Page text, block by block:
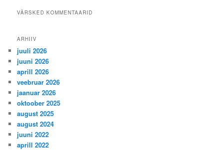
VÄRSKED KOMMENTAARID
ARHIIV
juuli 2026
juuni 2026
aprill 2026
veebruar 2026
jaanuar 2026
oktoober 2025
august 2025
august 2024
juuni 2022
aprill 2022